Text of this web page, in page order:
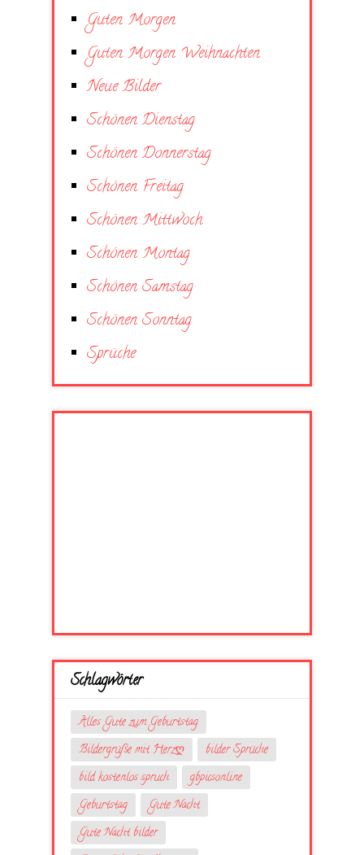
Guten Morgen
Guten Morgen Weihnachten
Neue Bilder
Schönen Dienstag
Schönen Donnerstag
Schönen Freitag
Schönen Mittwoch
Schönen Montag
Schönen Samstag
Schönen Sonntag
Sprüche
Schlagwörter
Alles Gute zum Geburtstag
Bildergrüße mit Herzღ
bilder Sprüche
bild kostenlos spruch
gbpicsonline
Geburtstag
Gute Nacht
Gute Nacht bilder